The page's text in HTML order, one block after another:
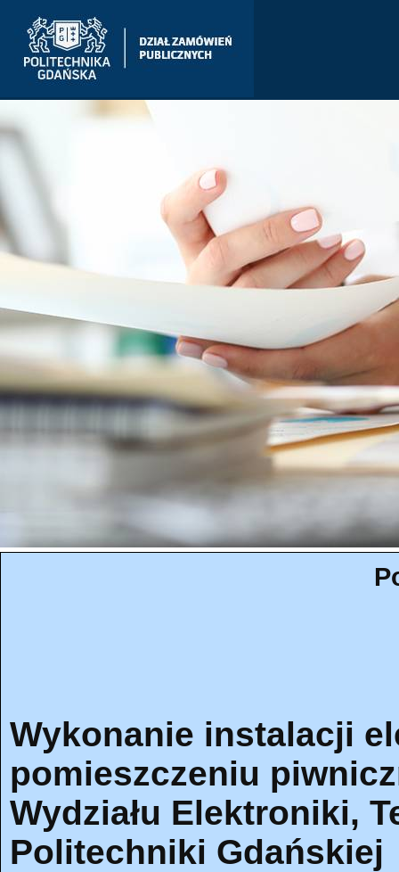
Wykonanie instalacji
pomieszczeniu
Wydziału Elektroniki,
Politechniki Gdańskiej